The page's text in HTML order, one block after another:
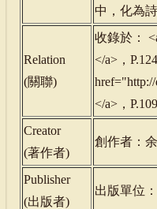
中，化為
Relation
(關聯)
收錄於：
</a>，
</a>，
Creator
(著作者)
創作者：
Publisher
(出版者)
出版單位